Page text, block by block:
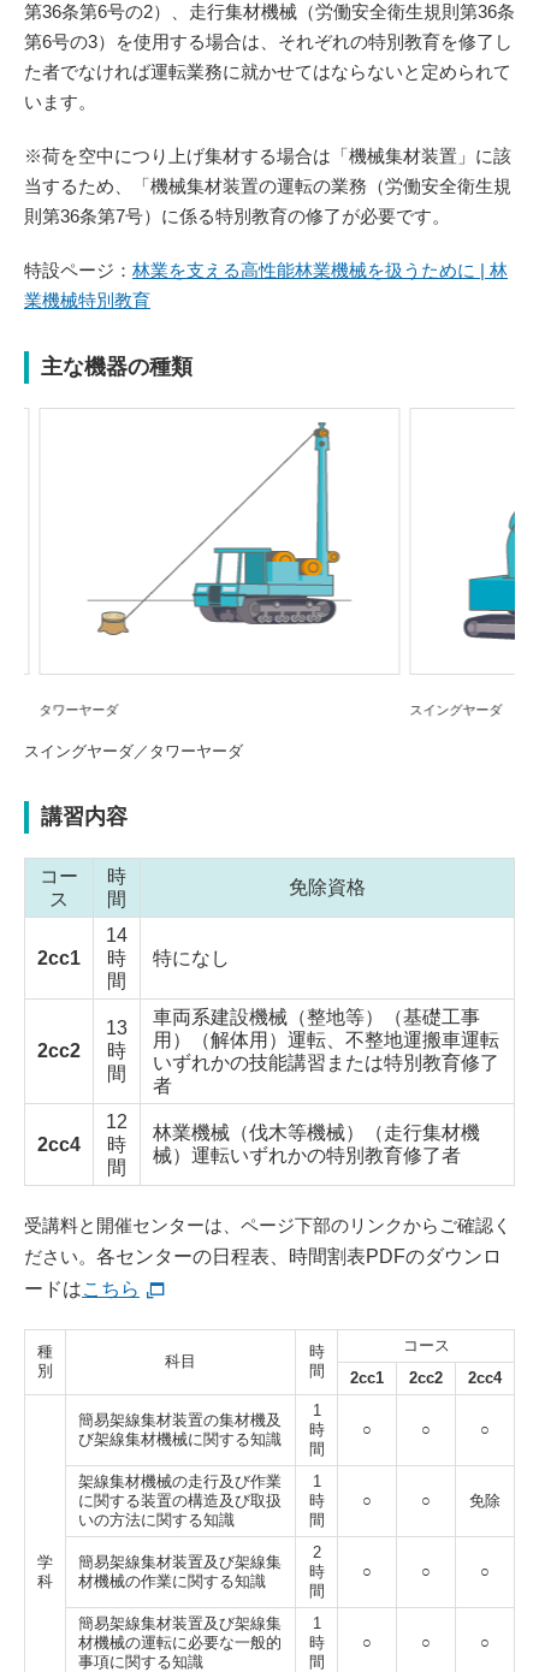
第36条第6号の2）、走行集材機械 （労働安全衛生規則第36条
第6号の3）
を使用する場合は、それぞれの特別教育を修了し
た者でなければ運転業務に就かせてはならないと定められて
います。
※荷を空中につり上げ集材する場合は「機械集材装置」に該
当するため、「機械集材装置の運転の業務（労働安全衛生規
則第36条第7号）に係る特別教育の修了が必要です。
特設ページ： 林業を支える高性能林業機械を扱うために | 林
業機械特別教育
主な機器の種類
Next
スイングヤーダ／タワーヤーダ
講習内容
コー
ス
時
間
免除資格
2cc1
14
時
間
特になし
2cc2
13
時
間
車両系建設機械（整地等）（基礎工事
用）（解体用）運転、不整地運搬車運転
いずれかの技能講習または特別教育修了
者
2cc4
12
時
間
林業機械（伐木等機械）（走行集材機
械）運転いずれかの特別教育修了者
受講料と開催センターは、ページ下部のリンクからご確認く
ださい。 各センターの日程表、時間割表PDFのダウンロ
ードはこちら
種
別
科目
時
間
コース
2cc1
2cc2 2cc4
学
科
簡易架線集材装置の集材機及
び架線集材機械に関する知識
1
時
間
○ ○ ○
架線集材機械の走行及び作業
に関する装置の構造及び取扱
いの方法に関する知識
1
時
間
○ ○ 免除
簡易架線集材装置及び架線集
材機械の作業に関する知識
2
時
間
○ ○ ○
簡易架線集材装置及び架線集
材機械の運転に必要な一般的
事項に関する知識
1
時
間
○ ○ ○